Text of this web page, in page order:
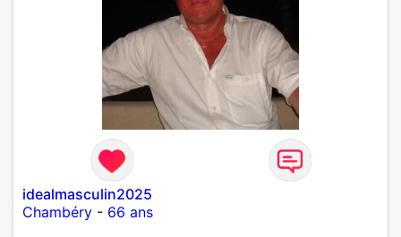
idealmasculin2025
Chambéry - 66 ans